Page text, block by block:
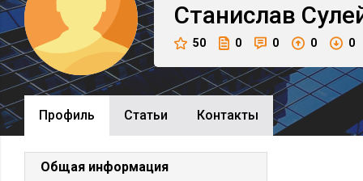
Станислав
50 0 0 0 0
Профиль Cтатьи Контакты
Общая информация